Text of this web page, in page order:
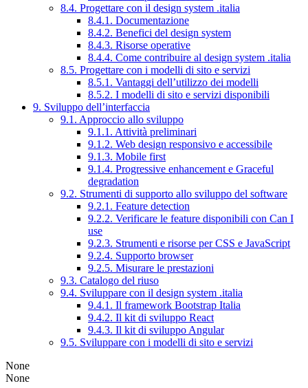
8.4. Progettare con il design system .italia
8.4.1. Documentazione
8.4.2. Benefici del design system
8.4.3. Risorse operative
8.4.4. Come contribuire al design system .italia
8.5. Progettare con i modelli di sito e servizi
8.5.1. Vantaggi dell’utilizzo dei modelli
8.5.2. I modelli di sito e servizi disponibili
9. Sviluppo dell’interfaccia
9.1. Approccio allo sviluppo
9.1.1. Attività preliminari
9.1.2. Web design responsivo e accessibile
9.1.3. Mobile first
9.1.4. Progressive enhancement e Graceful
degradation
9.2. Strumenti di supporto allo sviluppo del software
9.2.1. Feature detection
9.2.2. Verificare le feature disponibili con Can I
use
9.2.3. Strumenti e risorse per CSS e JavaScript
9.2.4. Supporto browser
9.2.5. Misurare le prestazioni
9.3. Catalogo del riuso
9.4. Sviluppare con il design system .italia
9.4.1. Il framework Bootstrap Italia
9.4.2. Il kit di sviluppo React
9.4.3. Il kit di sviluppo Angular
9.5. Sviluppare con i modelli di sito e servizi
None
None